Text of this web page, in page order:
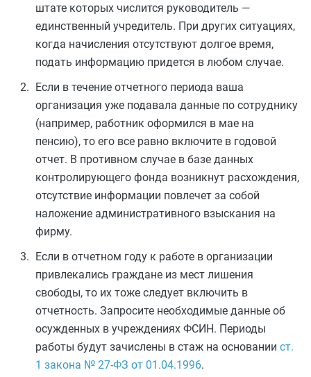
штате которых числится руководитель —
единственный учредитель. При других ситуациях,
когда начисления отсутствуют долгое время,
подать информацию придется в любом случае.
Если в течение отчетного периода ваша
организация уже подавала данные по сотруднику
(например, работник оформился в мае на
пенсию), то его все равно включите в годовой
отчет. В противном случае в базе данных
контролирующего фонда возникнут расхождения,
отсутствие информации повлечет за собой
наложение административного взыскания на
фирму.
Если в отчетном году к работе в организации
привлекались граждане из мест лишения
свободы, то их тоже следует включить в
отчетность. Запросите необходимые данные об
осужденных в учреждениях ФСИН. Периоды
работы будут зачислены в стаж на основании ст.
1 закона № 27-ФЗ от 01.04.1996.